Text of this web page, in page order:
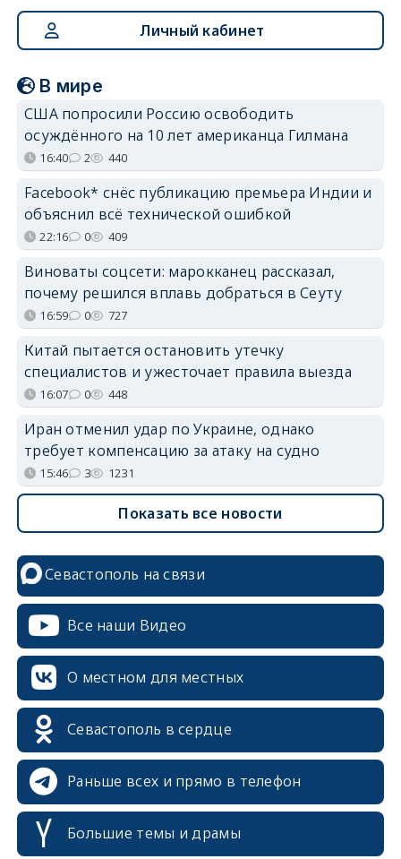
Личный кабинет
В мире
США попросили Россию освободить
осуждённого на 10 лет американца Гилмана
16:40 2 440
Facebook* снёс публикацию премьера Индии и
объяснил всё технической ошибкой
22:16 0 409
Виноваты соцсети: марокканец рассказал,
почему решился вплавь добраться в Сеуту
16:59 0 727
Китай пытается остановить утечку
специалистов и ужесточает правила выезда
16:07 0 448
Иран отменил удар по Украине, однако
требует компенсацию за атаку на судно
15:46 3 1231
Показать все новости
Севастополь на связи
Все наши Видео
О местном для местных
Севастополь в сердце
Раньше всех и прямо в телефон
Большие темы и драмы